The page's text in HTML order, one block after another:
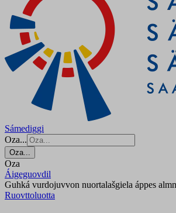
Sámediggi
Oza...
Oza...
Oza
Áigeguovdil
Guhká vurdojuvvon nuortalašgiela áppes
Ruovttoluotta